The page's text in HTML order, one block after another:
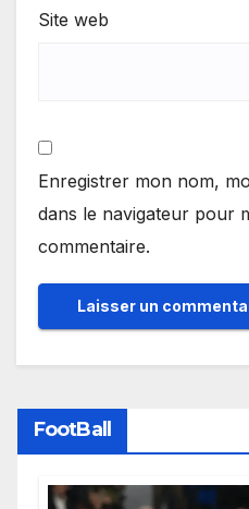
Site web
Enregistrer mon nom,
dans le navigateur pour
commentaire.
FootBall